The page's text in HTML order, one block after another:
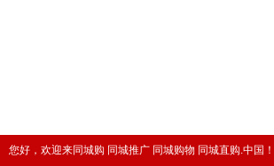
您好，欢迎来同城购 同城推广 同城购物 同城直购.中国！